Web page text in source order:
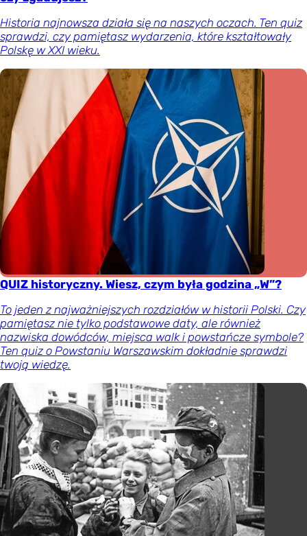
Historia najnowsza działa się na naszych oczach. Ten quiz
sprawdzi, czy pamiętasz wydarzenia, które kształtowały
Polskę w XXI wieku.
QUIZ historyczny. Wiesz, czym była godzina „W”?
To jeden z najważniejszych rozdziałów w historii Polski. Czy
pamiętasz nie tylko podstawowe daty, ale również
nazwiska dowódców, miejsca walk i powstańcze symbole?
Ten quiz o Powstaniu Warszawskim dokładnie sprawdzi
twoją wiedzę.